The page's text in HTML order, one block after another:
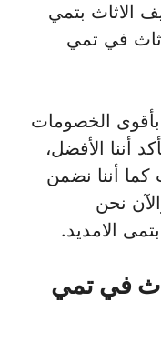
الاثاث بتمي
في تمي
بأقوى الخصومات
أننا الأفضل،
أننا نضمن
نحن
الامديد.
في تمي